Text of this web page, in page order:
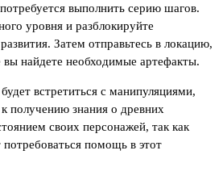
выполнить серию шагов.
уровня и разблокируйте
Затем отправьтесь в локацию,
вы найдете необходимые артефакты.
встретиться с манипуляциями,
получению знания о древних
своих персонажей, так как
помощь в этот